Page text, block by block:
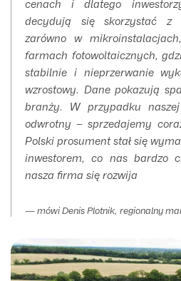
cenach i dlatego
decydują się skorzystać z
zarówno w
farmach fotowoltaicznych,
stabilnie i nieprzerwanie
wzrostowy. Dane pokazują
branży. W przypadku
odwrotny – sprzedajemy
Polski prosument stał się
inwestorem, co nas bardzo
nasza firma się rozwija
mówiDenis Plotnik, regionalny